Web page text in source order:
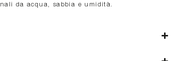
da acqua, sabbia e umidità.